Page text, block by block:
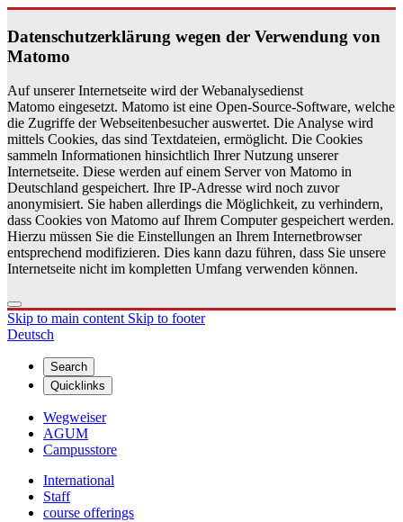
Daten­schutzerklärung wegen der Ver­wen­dung von
Matomo
Auf unserer Internetseite wird der Webanalysedienst
Matomo eingesetzt. Matomo ist eine Open-Source-Software, welche
die Zugriffe der Webseitenbesucher auswertet. Die Analyse wird
mittels Cookies, das sind Textdateien, ermöglicht. Die Cookies
sammeln Informationen hinsichtlich Ihrer Nutzung unserer
Internetseite. Diese werden auf einem Server von Matomo in
Deutschland gespeichert. Ihre IP-Adresse wird noch zuvor
anonymisiert. Sie haben allerdings die Möglichkeit, zu verhindern,
dass Cookies von Matomo auf Ihrem Computer gespeichert werden.
Hierzu müssen Sie die Einstellungen an Ihrem Internetbrowser
entsprechend modifizieren. Dies kann dazu führen, dass Sie unsere
Internetseite nicht im kompletten Umfang verwenden können.
Skip to main content Skip to footer
Deutsch
Search
Quicklinks
Wegweiser
AGUM
Campusstore
International
Staff
course offerings